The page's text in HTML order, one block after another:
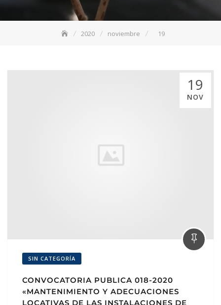
2020 noviembre 19
19
NOV
SIN CATEGORÍA
CONVOCATORIA PUBLICA 018-2020
«MANTENIMIENTO Y ADECUACIONES
LOCATIVAS DE LAS INSTALACIONES DE